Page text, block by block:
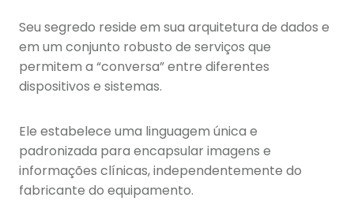
Seu segredo reside em sua arquitetura de dados e
em um conjunto robusto de serviços que
permitem a “conversa” entre diferentes
dispositivos e sistemas.
Ele estabelece uma linguagem única e
padronizada para encapsular imagens e
informações clínicas, independentemente do
fabricante do equipamento.